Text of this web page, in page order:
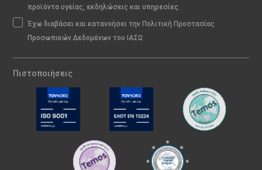
προϊόντα υγείας, εκδηλώσεις και υπηρεσίες.
Έχω διαβάσει και κατανοήσει την Πολιτική Προστασίας
Προσωπικών Δεδομένων του ΙΑΣΩ
Πιστοποιήσεις